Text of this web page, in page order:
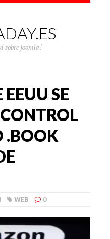
sobre Joomla!
SE
.BOOK
WEB 0